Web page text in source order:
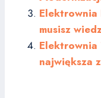
Elektrownia
musisz
Elektrownia
największa